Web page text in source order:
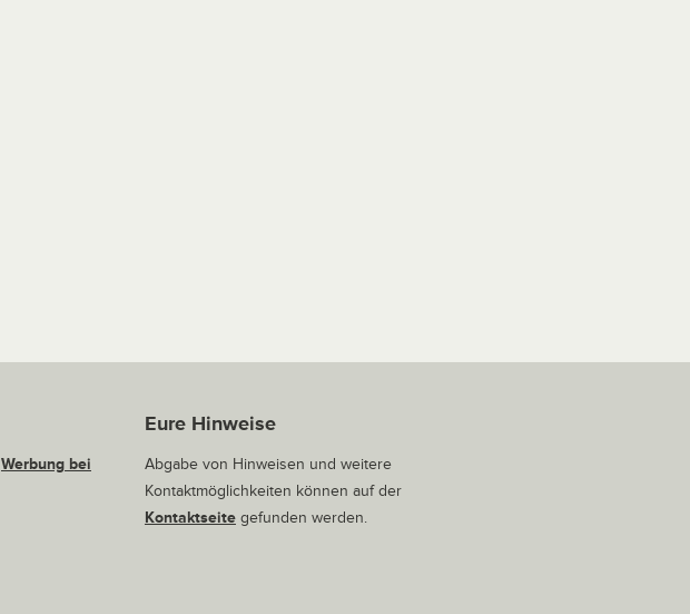
Werbung bei
Eure Hinweise
Abgabe von Hinweisen und weitere
Kontaktmöglichkeiten können auf der
Kontaktseitegefunden werden.